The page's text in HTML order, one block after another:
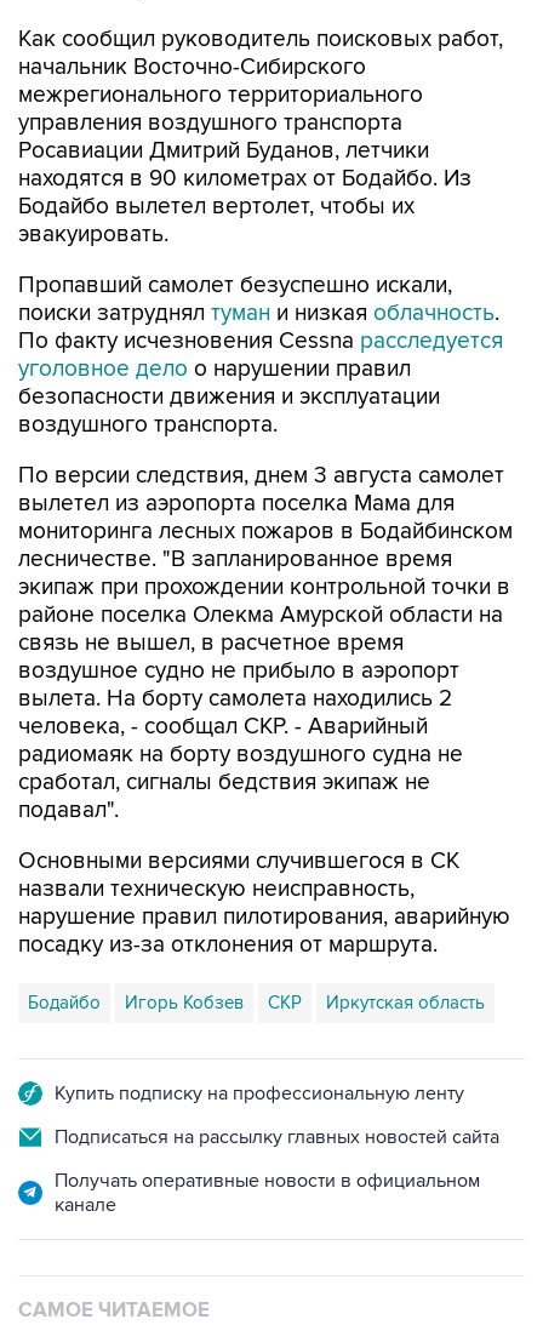
Как сообщил руководитель поисковых работ,
начальник Восточно-Сибирского
межрегионального территориального
управления воздушного транспорта
Росавиации Дмитрий Буданов, летчики
находятся в 90 километрах от Бодайбо. Из
Бодайбо вылетел вертолет, чтобы их
эвакуировать.
Пропавший самолет безуспешно искали,
поиски затруднял туман и низкая облачность.
По факту исчезновения Cessna расследуется
уголовное дело о нарушении правил
безопасности движения и эксплуатации
воздушного транспорта.
По версии следствия, днем 3 августа самолет
вылетел из аэропорта поселка Мама для
мониторинга лесных пожаров в Бодайбинском
лесничестве. "В запланированное время
экипаж при прохождении контрольной точки в
районе поселка Олекма Амурской области на
связь не вышел, в расчетное время
воздушное судно не прибыло в аэропорт
вылета. На борту самолета находились 2
человека, - сообщал СКР. - Аварийный
радиомаяк на борту воздушного судна не
сработал, сигналы бедствия экипаж не
подавал".
Основными версиями случившегося в СК
назвали техническую неисправность,
нарушение правил пилотирования, аварийную
посадку из-за отклонения от маршрута.
Бодайбо Игорь Кобзев СКР Иркутская область
Купить подписку на профессиональную ленту
Подписаться на рассылку главных новостей сайта
Получать оперативные новости в официальном
канале
САМОЕ ЧИТАЕМОЕ